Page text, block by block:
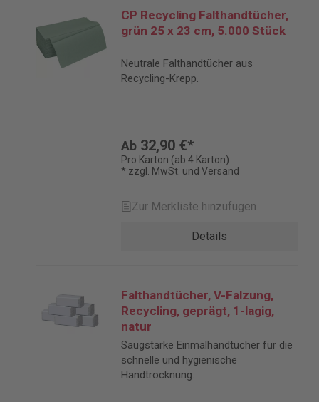
CP Recycling Falthandtücher,
grün 25 x 23 cm, 5.000 Stück
Neutrale Falthandtücher aus
Recycling-Krepp.
Ab 32,90 €*
Pro Karton (ab 4 Karton)
* zzgl. MwSt. und Versand
Zur Merkliste hinzufügen
Details
Falthandtücher, V-Falzung,
Recycling, geprägt, 1-lagig,
natur
Saugstarke Einmalhandtücher für die
schnelle und hygienische
Handtrocknung.